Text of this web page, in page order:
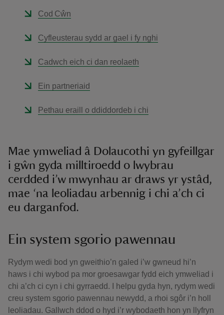
Cod Cŵn
Cyfleusterau sydd ar gael i fy nghi
Cadwch eich ci dan reolaeth
Ein partneriaid
Pethau eraill o ddiddordeb i chi
Mae ymweliad â Dolaucothi yn gyfeillgar
i gŵn gyda milltiroedd o lwybrau
cerdded i’w mwynhau ar draws yr ystâd,
mae ‘na leoliadau arbennig i chi a’ch ci
eu darganfod.
Ein system sgorio pawennau
Rydym wedi bod yn gweithio’n galed i’w gwneud hi’n
haws i chi wybod pa mor groesawgar fydd eich ymweliad i
chi a’ch ci cyn i chi gyrraedd. I helpu gyda hyn, rydym wedi
creu system sgorio pawennau newydd, a rhoi sgôr i’n holl
leoliadau. Gallwch ddod o hyd i’r wybodaeth hon yn llyfryn